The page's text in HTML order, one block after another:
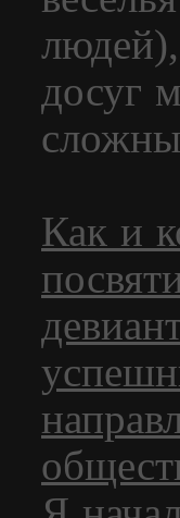
досуг
Как и